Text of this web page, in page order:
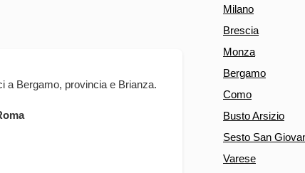
Milano
Brescia
Monza
Bergamo
Como
Busto Arsizio
Sesto San
Varese
a Bergamo, provincia e Brianza.